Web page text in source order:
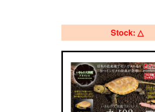
Stock: △